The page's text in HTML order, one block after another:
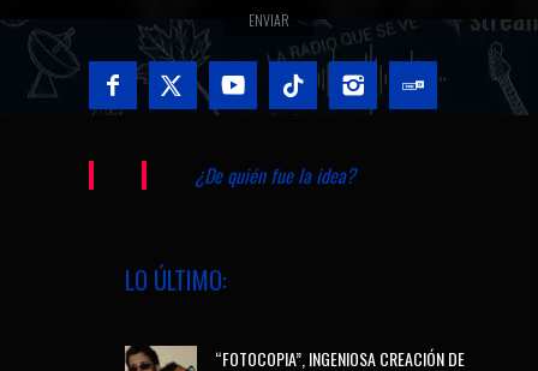
¿De quién fue la idea?
LO ÚLTIMO:
“FOTOCOPIA”, INGENIOSA CREACIÓN DE